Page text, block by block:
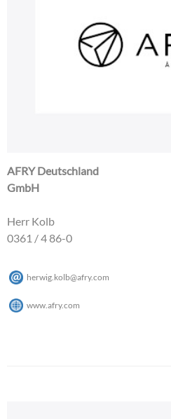
AFRY Deutschland
GmbH
Herr Kolb
0361 / 4 86-0
herwig.kolb@afry.com
www.afry.com